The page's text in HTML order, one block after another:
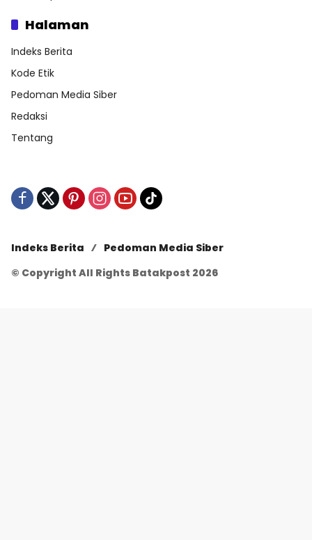
Halaman
Indeks Berita
Kode Etik
Pedoman Media Siber
Redaksi
Tentang
Indeks Berita
Pedoman Media Siber
© Copyright All Rights Batakpost 2026